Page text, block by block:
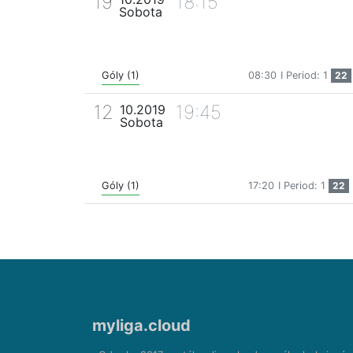
Sobota
Góly (1) 08:30 I Period: 1 22
12 10.2019
Sobota
19:45
Góly (1) 17:20 I Period: 1 22
myliga.cloud